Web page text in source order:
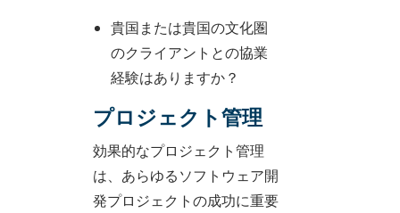
貴国または貴国の文化圏
のクライアントとの協業
経験はありますか？
プロジェクト管理
効果的なプロジェクト管理
は、あらゆるソフトウェア開
発プロジェクトの成功に重要